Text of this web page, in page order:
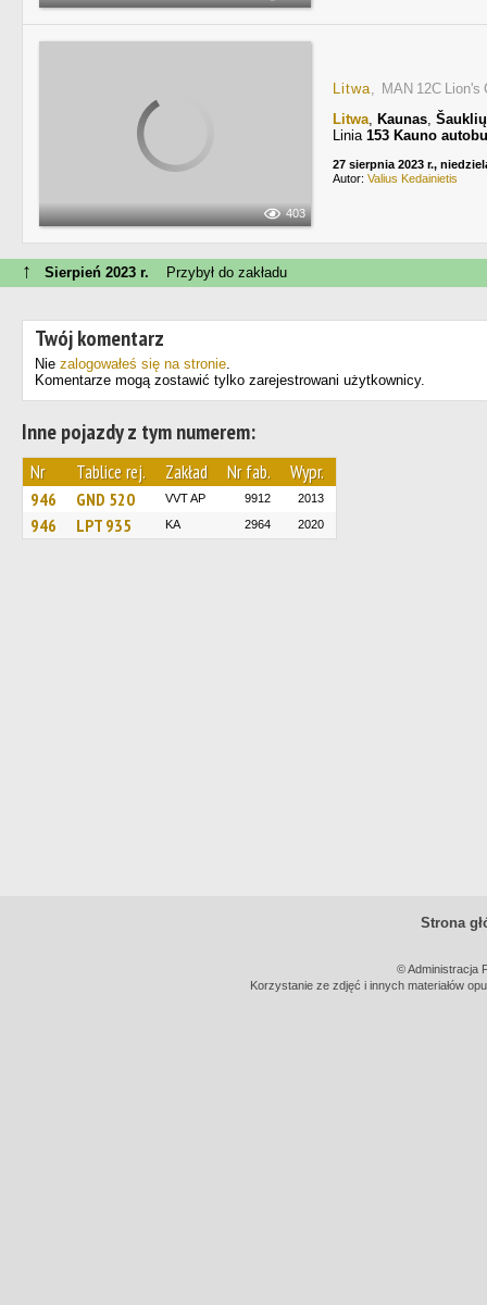
403
Litwa, MAN 12C
Litwa, Kaunas,
Linia 153 Kauno
27 sierpnia 2023 r.,
Autor: Valius Kedainietis
↑ Sierpień 2023 r. Przybył do zakładu
Twój komentarz
Nie zalogowałeś się na stronie.
Komentarze mogą zostawić tylko zarejestrowani użytkownicy.
Inne pojazdy z tym numerem:
Nr Tablice rej. Zakład Nr fab. Wypr.
946 GND 520 VVT AP 9912 2013
946 LPT 935 KA 2964 2020
Strona
© Administracja
Korzystanie ze zdjęć i innych materiałów